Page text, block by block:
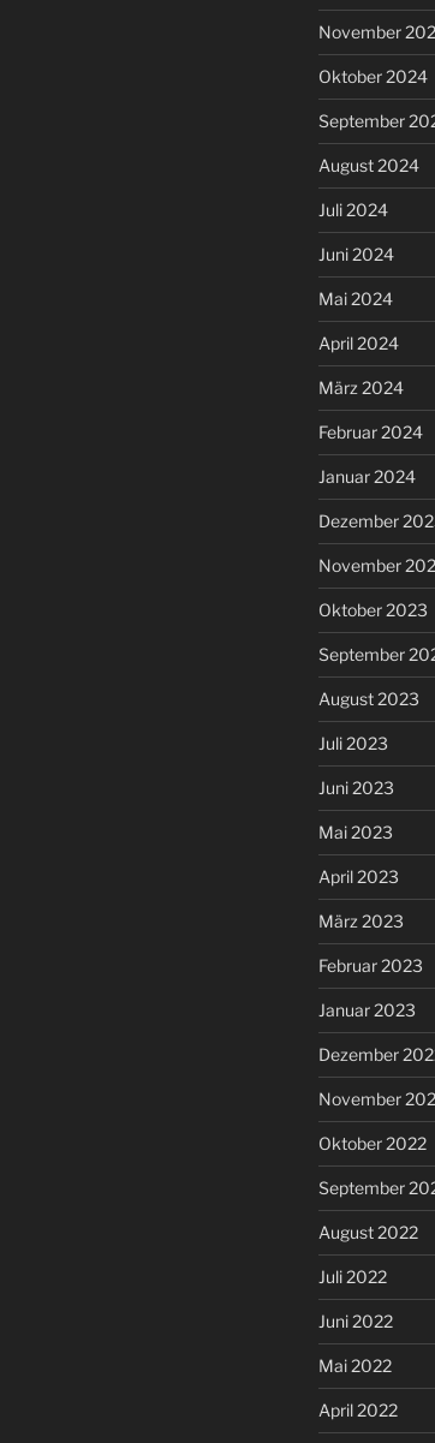
November
Oktober 2024
September
August 2024
Juli 2024
Juni 2024
Mai 2024
April 2024
März 2024
Februar 2024
Januar 2024
Dezember
November
Oktober 2023
September
August 2023
Juli 2023
Juni 2023
Mai 2023
April 2023
März 2023
Februar 2023
Januar 2023
Dezember
November
Oktober 2022
September
August 2022
Juli 2022
Juni 2022
Mai 2022
April 2022